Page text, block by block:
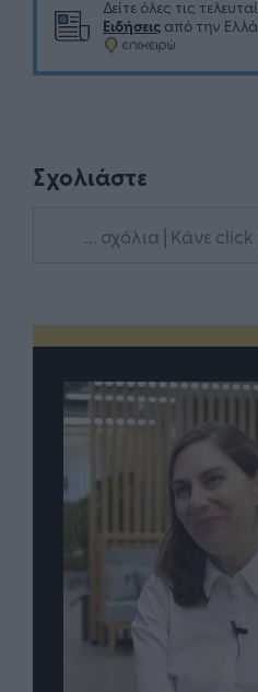
Δείτε όλες τις
Ειδήσεις από την
Σχολιάστε
... σχόλια | Κάνε click